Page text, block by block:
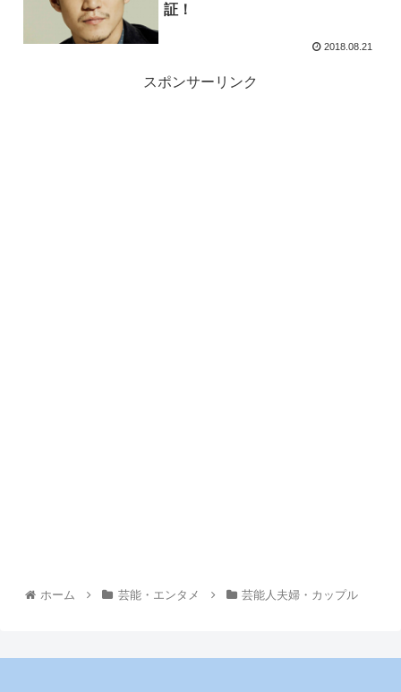
証！
2018.08.21
スポンサーリンク
ホーム 芸能・エンタメ 芸能人夫婦・カップル